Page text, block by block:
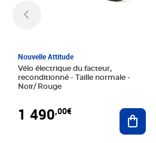
Nouvelle Attitude
Vélo électrique du facteur,
reconditionné - Taille normale -
Noir/ Rouge
1 490,00€